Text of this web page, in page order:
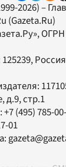
2026) –
(Gazeta.Ru)
, ОГРН
д.9, стр.1
+7 (495) 785-
01